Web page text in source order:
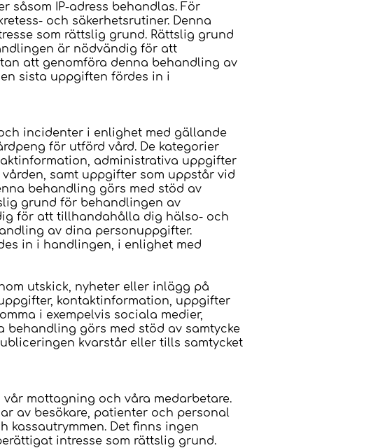
IP-adress behandlas. För
och säkerhetsrutiner. Denna
som rättslig grund. Rättslig grund
är nödvändig för att
att genomföra denna behandling av
sista uppgiften fördes in i
incidenter i enlighet med gällande
för utförd vård. De kategorier
administrativa uppgifter
samt uppgifter som uppstår vid
behandling görs med stöd av
grund för behandlingen av
för att tillhandahålla dig hälso- och
av dina personuppgifter.
in i handlingen, i enlighet med
utskick, nyheter eller inlägg på
kontaktinformation, uppgifter
i exempelvis sociala medier,
behandling görs med stöd av samtycke
kvarstår eller tills samtycket
mottagning och våra medarbetare.
av besökare, patienter och personal
kassautrymmen. Det finns ingen
intresse som rättslig grund.